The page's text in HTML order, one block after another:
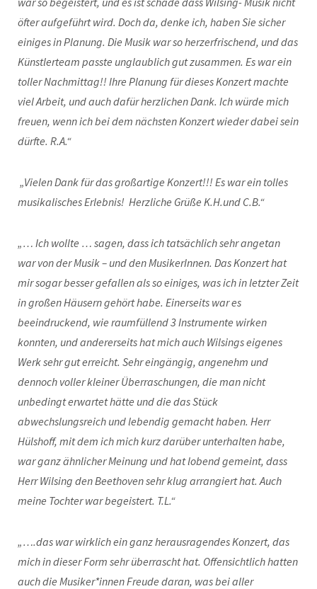
öfter aufgeführt wird. Doch da, denke ich, haben Sie sicher
einiges in Planung. Die Musik war so herzerfrischend, und das
Künstlerteam passte unglaublich gut zusammen. Es war ein
toller Nachmittag!! Ihre Planung für dieses Konzert machte
viel Arbeit, und auch dafür herzlichen Dank. Ich würde mich
freuen, wenn ich bei dem nächsten Konzert wieder dabei sein
dürfte. R.A.“
„Vielen Dank für das großartige Konzert!!! Es war ein tolles
musikalisches Erlebnis! Herzliche Grüße K.H.und C.B.“
„… Ich wollte … sagen, dass ich tatsächlich sehr angetan
war von der Musik – und den MusikerInnen. Das Konzert hat
mir sogar besser gefallen als so einiges, was ich in letzter Zeit
in großen Häusern gehört habe. Einerseits war es
beeindruckend, wie raumfüllend 3 Instrumente wirken
konnten, und andererseits hat mich auch Wilsings eigenes
Werk sehr gut erreicht. Sehr eingängig, angenehm und
dennoch voller kleiner Überraschungen, die man nicht
unbedingt erwartet hätte und die das Stück
abwechslungsreich und lebendig gemacht haben. Herr
Hülshoff, mit dem ich mich kurz darüber unterhalten habe,
war ganz ähnlicher Meinung und hat lobend gemeint, dass
Herr Wilsing den Beethoven sehr klug arrangiert hat. Auch
meine Tochter war begeistert. T.L.“
„….das war wirklich ein ganz herausragendes Konzert, das
mich in dieser Form sehr überrascht hat. Offensichtlich hatten
auch die Musiker*innen Freude daran, was bei aller